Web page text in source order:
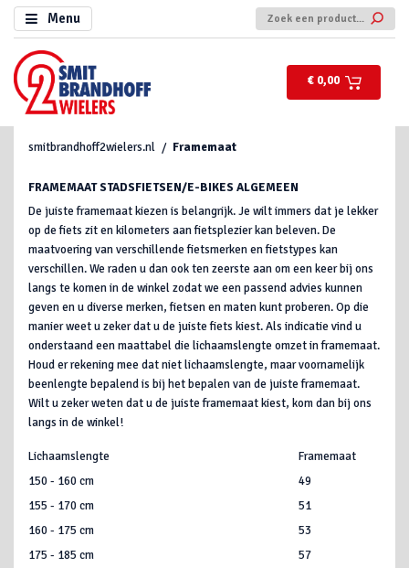
Menu
€ 0,00
smitbrandhoff2wielers.nl Framemaat
FRAMEMAAT STADSFIETSEN/E-BIKES ALGEMEEN
De juiste framemaat kiezen is belangrijk. Je wilt immers dat je lekker
op de fiets zit en kilometers aan fietsplezier kan beleven. De
maatvoering van verschillende fietsmerken en fietstypes kan
verschillen. We raden u dan ook ten zeerste aan om een keer bij ons
langs te komen in de winkel zodat we een passend advies kunnen
geven en u diverse merken, fietsen en maten kunt proberen. Op die
manier weet u zeker dat u de juiste fiets kiest. Als indicatie vind u
onderstaand een maattabel die lichaamslengte omzet in framemaat.
Houd er rekening mee dat niet lichaamslengte, maar voornamelijk
beenlengte bepalend is bij het bepalen van de juiste framemaat.
Wilt u zeker weten dat u de juiste framemaat kiest, kom dan bij ons
langs in de winkel!
Lichaamslengte
Framemaat
150 - 160 cm
49
155 - 170 cm
51
160 - 175 cm
53
175 - 185 cm
57